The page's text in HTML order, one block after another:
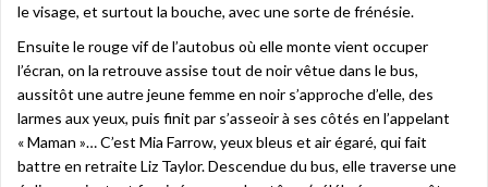
le visage, et surtout la bouche, avec une sorte de frénésie.
Ensuite le rouge vif de l’autobus où elle monte vient occuper
l’écran, on la retrouve assise tout de noir vêtue dans le bus,
aussitôt une autre jeune femme en noir s’approche d’elle, des
larmes aux yeux, puis finit par s’asseoir à ses côtés en l’appelant
« Maman »… C’est Mia Farrow, yeux bleus et air égaré, qui fait
battre en retraite Liz Taylor. Descendue du bus, elle traverse une